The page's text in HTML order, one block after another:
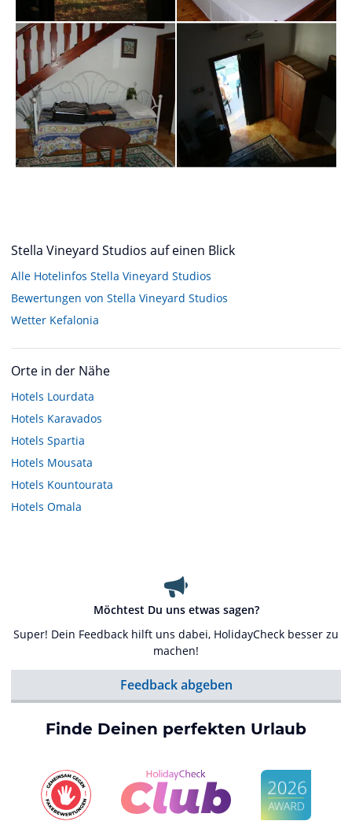
Stella Vineyard Studios auf einen Blick
Alle Hotelinfos Stella Vineyard Studios
Bewertungen von Stella Vineyard Studios
Wetter Kefalonia
Orte in der Nähe
Hotels Lourdata
Hotels Karavados
Hotels Spartia
Hotels Mousata
Hotels Kountourata
Hotels Omala
Möchtest Du uns etwas sagen?
Super! Dein Feedback hilft uns dabei, HolidayCheck besser zu
machen!
Feedback abgeben
Finde Deinen perfekten Urlaub